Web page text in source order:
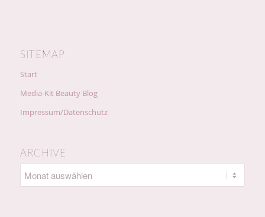
SITEMAP
Start
Media-Kit Beauty Blog
Impressum/Datenschutz
ARCHIVE